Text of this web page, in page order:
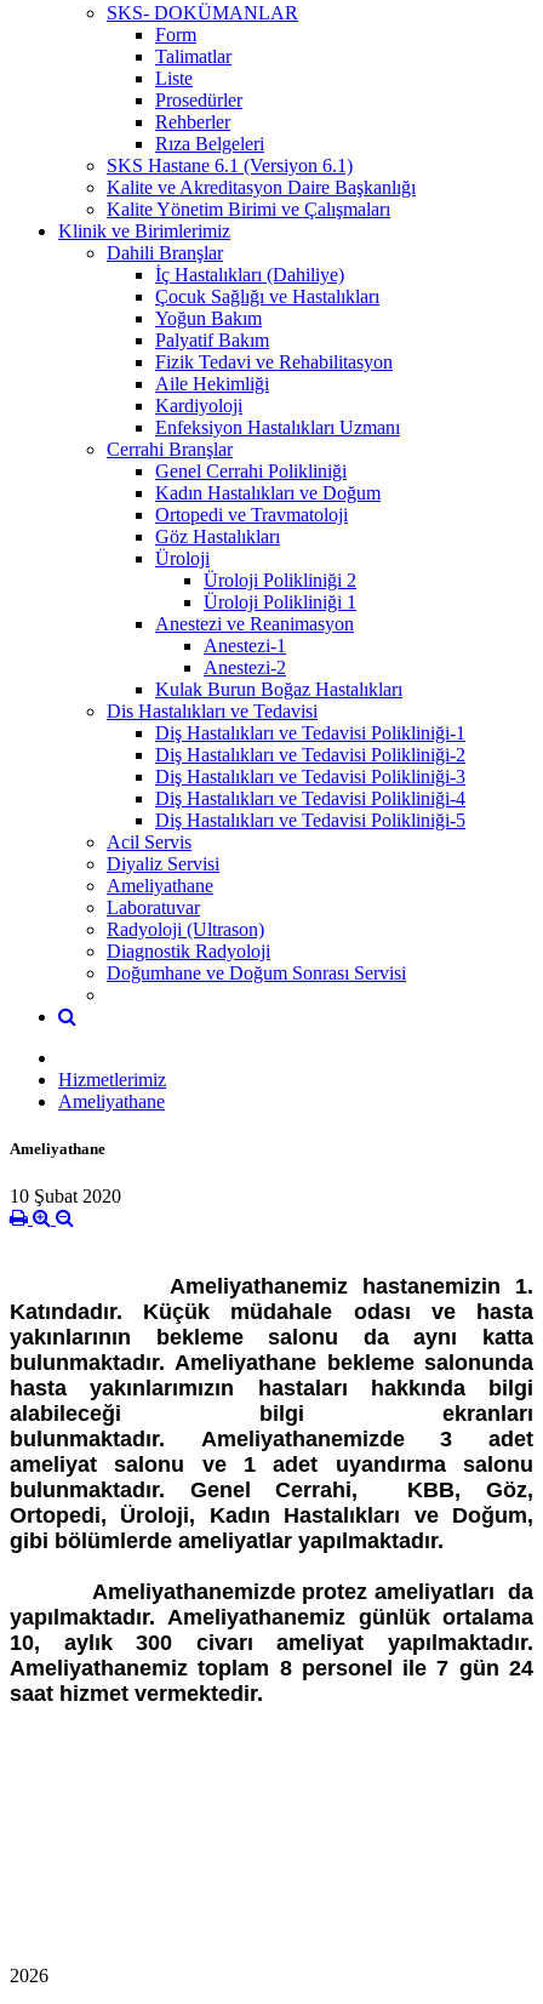
SKS- DOKÜMANLAR
Form
Talimatlar
Liste
Prosedürler
Rehberler
Rıza Belgeleri
SKS Hastane 6.1 (Versiyon 6.1)
Kalite ve Akreditasyon Daire Başkanlığı
Kalite Yönetim Birimi ve Çalışmaları
Klinik ve Birimlerimiz
Dahili Branşlar
İç Hastalıkları (Dahiliye)
Çocuk Sağlığı ve Hastalıkları
Yoğun Bakım
Palyatif Bakım
Fizik Tedavi ve Rehabilitasyon
Aile Hekimliği
Kardiyoloji
Enfeksiyon Hastalıkları Uzmanı
Cerrahi Branşlar
Genel Cerrahi Polikliniği
Kadın Hastalıkları ve Doğum
Ortopedi ve Travmatoloji
Göz Hastalıkları
Üroloji
Üroloji Polikliniği 2
Üroloji Polikliniği 1
Anestezi ve Reanimasyon
Anestezi-1
Anestezi-2
Kulak Burun Boğaz Hastalıkları
Dis Hastalıkları ve Tedavisi
Diş Hastalıkları ve Tedavisi Polikliniği-1
Diş Hastalıkları ve Tedavisi Polikliniği-2
Diş Hastalıkları ve Tedavisi Polikliniği-3
Diş Hastalıkları ve Tedavisi Polikliniği-4
Diş Hastalıkları ve Tedavisi Polikliniği-5
Acil Servis
Diyaliz Servisi
Ameliyathane
Laboratuvar
Radyoloji (Ultrason)
Diagnostik Radyoloji
Doğumhane ve Doğum Sonrası Servisi
Hizmetlerimiz
Ameliyathane
Ameliyathane
10 Şubat 2020
Ameliyathanemiz hastanemizin 1.
Katındadır. Küçük müdahale odası ve hasta
yakınlarının bekleme salonu da aynı katta
bulunmaktadır.Ameliyathane bekleme salonunda
hasta yakınlarımızın hastaları hakkında bilgi
alabileceği bilgi ekranları
bulunmaktadır. Ameliyathanemizde 3 adet
ameliyat salonu ve 1 adet uyandırma salonu
bulunmaktadır. Genel Cerrahi, KBB, Göz,
Ortopedi, Üroloji, Kadın Hastalıkları ve Doğum,
gibi bölümlerde ameliyatlar yapılmaktadır.
Ameliyathanemizde protez ameliyatları da
yapılmaktadır.Ameliyathanemiz günlük ortalama
10, aylık 300 civarı ameliyat yapılmaktadır.
Ameliyathanemiz toplam 8 personel ile 7 gün 24
saat hizmet vermektedir.
2026